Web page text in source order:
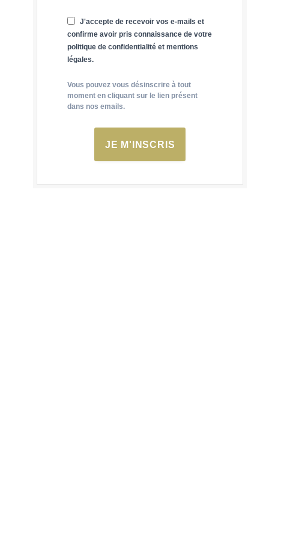
J'accepte de recevoir vos e-mails et
confirme avoir pris connaissance de votre
politique de confidentialité et mentions
légales.
Vous pouvez vous désinscrire à tout
moment en cliquant sur le lien présent
dans nos emails.
JE M'INSCRIS